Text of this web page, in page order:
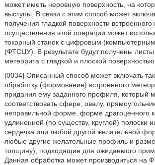
может иметь неровную поверхность, на
выступы. В связи с этим способ может
получения гладкой поверхности
осуществления этой операции может
токарный станок с цифровым
(ФТСЦУ). В результате будут получены листы
метеорита с гладкой и плоской поверхностью.
[0034] Описанный способ может включать
обработку (формование) встроенного
придания ему заданного профиля, который
соответствовать сфере, овалу,
неправильной форме, форме драгоценного
удлиненной (по существу, круглой) полоски
сердечка или любой другой желательной
любые другие желательные профиль и
толщину), подходящие для ожидаемого
Данная обработка может производиться на